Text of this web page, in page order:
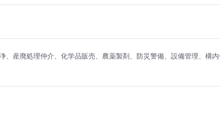
、産廃処理仲介、化学品販売、農薬製剤、防災警備、設備管理、構